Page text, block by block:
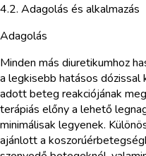
4.2. Adagolás és alkalmazás
Adagolás
Minden más diuretikumhoz
a legkisebb hatásos dózissal
adott beteg reakciójának
terápiás előny a lehető
minimálisak legyenek.
ajánlott a